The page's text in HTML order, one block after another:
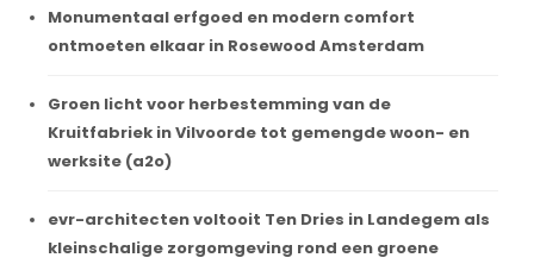
Monumentaal erfgoed en modern comfort
ontmoeten elkaar in Rosewood Amsterdam
Groen licht voor herbestemming van de
Kruitfabriek in Vilvoorde tot gemengde woon- en
werksite (a2o)
evr-architecten voltooit Ten Dries in Landegem als
kleinschalige zorgomgeving rond een groene